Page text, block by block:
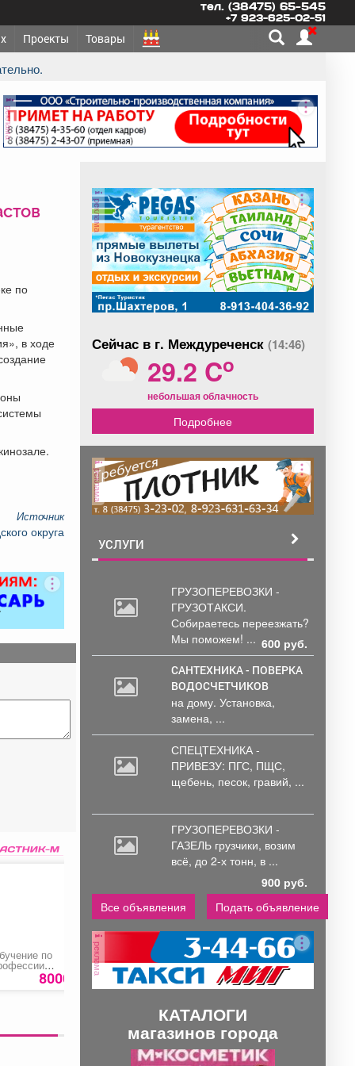
тел. (38475) 65-545
+7 923-625-02-51
Проекты Товары
реклама
по
в ходе
Источник
округа
по
8000 руб.
Обучение мерам
пожарной
безопасности5000 руб.
Обучение по
профессии
по обслуживанию и
ремонту
реклама
Сейчас в г. Междуреченск (14:46)
29.2 Co
небольшая облачность
Подробнее
реклама
УСЛУГИ
ГРУЗОПЕРЕВОЗКИ -
ГРУЗОТАКСИ.
Собираетесь переезжать?
Мы поможем! ... 600 руб.
САНТЕХНИКА - ПОВЕРКА
ВОДОСЧЕТЧИКОВ
на дому. Установка,
замена, ...
СПЕЦТЕХНИКА -
ПРИВЕЗУ: ПГС, ПЩС,
щебень, песок, гравий, ...
ГРУЗОПЕРЕВОЗКИ -
ГАЗЕЛЬ грузчики, возим
всё, до 2-х тонн, в ...
900 руб.
Все объявления
Подать объявление
реклама
КАТАЛОГИ
магазинов города